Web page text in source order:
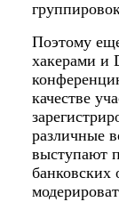
Поэтому
хакерами и
качестве
различные
выступают
банковских